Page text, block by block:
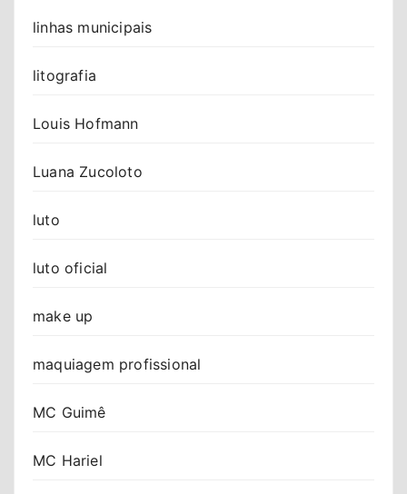
linhas municipais
litografia
Louis Hofmann
Luana Zucoloto
luto
luto oficial
make up
maquiagem profissional
MC Guimê
MC Hariel